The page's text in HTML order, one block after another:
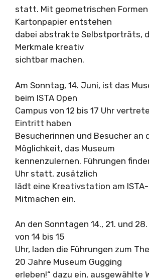
statt. Mit geometrischen
Kartonpapier entstehen
dabei abstrakte Selbstporträts,
Merkmale kreativ
sichtbar machen.
Am Sonntag, 14. Juni, ist das
beim ISTA Open
Campus von 12 bis 17 Uhr
Eintritt haben
Besucherinnen und Besucher an
Möglichkeit, das Museum
kennenzulernen. Führungen
Uhr statt, zusätzlich
lädt eine Kreativstation am
Mitmachen ein.
An den Sonntagen 14., 21. und
von 14 bis 15
Uhr, laden die Führungen zum
20 Jahre Museum Gugging
erleben!“ dazu ein, ausgewählte